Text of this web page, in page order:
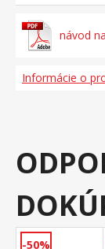
návod
Informácie o
-50%